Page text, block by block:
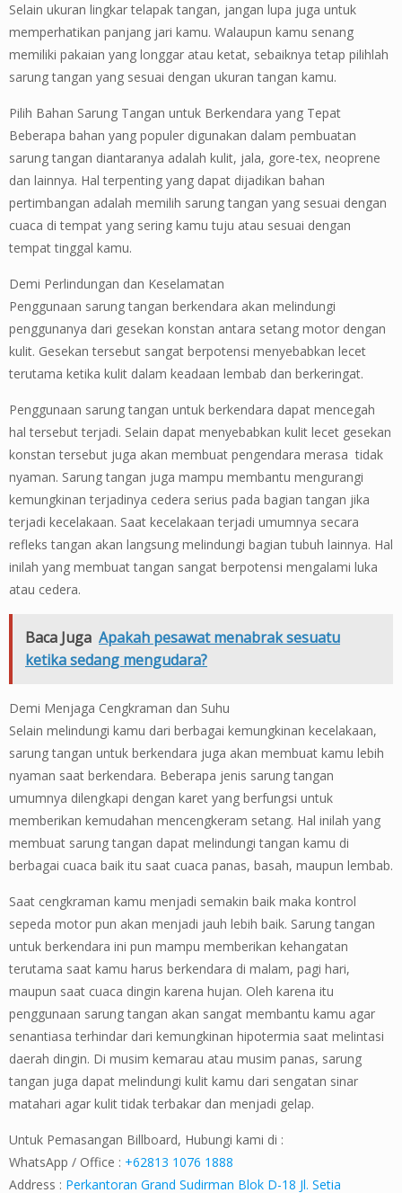
Selain ukuran lingkar telapak tangan, jangan lupa juga untuk
memperhatikan panjang jari kamu. Walaupun kamu senang
memiliki pakaian yang longgar atau ketat, sebaiknya tetap pilihlah
sarung tangan yang sesuai dengan ukuran tangan kamu.
Pilih Bahan Sarung Tangan untuk Berkendara yang Tepat
Beberapa bahan yang populer digunakan dalam pembuatan
sarung tangan diantaranya adalah kulit, jala, gore-tex, neoprene
dan lainnya. Hal terpenting yang dapat dijadikan bahan
pertimbangan adalah memilih sarung tangan yang sesuai dengan
cuaca di tempat yang sering kamu tuju atau sesuai dengan
tempat tinggal kamu.
Demi Perlindungan dan Keselamatan
Penggunaan sarung tangan berkendara akan melindungi
penggunanya dari gesekan konstan antara setang motor dengan
kulit. Gesekan tersebut sangat berpotensi menyebabkan lecet
terutama ketika kulit dalam keadaan lembab dan berkeringat.
Penggunaan sarung tangan untuk berkendara dapat mencegah
hal tersebut terjadi. Selain dapat menyebabkan kulit lecet gesekan
konstan tersebut juga akan membuat pengendara merasa tidak
nyaman. Sarung tangan juga mampu membantu mengurangi
kemungkinan terjadinya cedera serius pada bagian tangan jika
terjadi kecelakaan. Saat kecelakaan terjadi umumnya secara
refleks tangan akan langsung melindungi bagian tubuh lainnya. Hal
inilah yang membuat tangan sangat berpotensi mengalami luka
atau cedera.
Baca Juga Apakah pesawat menabrak sesuatu
ketika sedang mengudara?
Demi Menjaga Cengkraman dan Suhu
Selain melindungi kamu dari berbagai kemungkinan kecelakaan,
sarung tangan untuk berkendara juga akan membuat kamu lebih
nyaman saat berkendara. Beberapa jenis sarung tangan
umumnya dilengkapi dengan karet yang berfungsi untuk
memberikan kemudahan mencengkeram setang. Hal inilah yang
membuat sarung tangan dapat melindungi tangan kamu di
berbagai cuaca baik itu saat cuaca panas, basah, maupun lembab.
Saat cengkraman kamu menjadi semakin baik maka kontrol
sepeda motor pun akan menjadi jauh lebih baik. Sarung tangan
untuk berkendara ini pun mampu memberikan kehangatan
terutama saat kamu harus berkendara di malam, pagi hari,
maupun saat cuaca dingin karena hujan. Oleh karena itu
penggunaan sarung tangan akan sangat membantu kamu agar
senantiasa terhindar dari kemungkinan hipotermia saat melintasi
daerah dingin. Di musim kemarau atau musim panas, sarung
tangan juga dapat melindungi kulit kamu dari sengatan sinar
matahari agar kulit tidak terbakar dan menjadi gelap.
Untuk Pemasangan Billboard, Hubungi kami di :
WhatsApp / Office : +62813 1076 1888
Address : Perkantoran Grand Sudirman Blok D-18 Jl. Setia